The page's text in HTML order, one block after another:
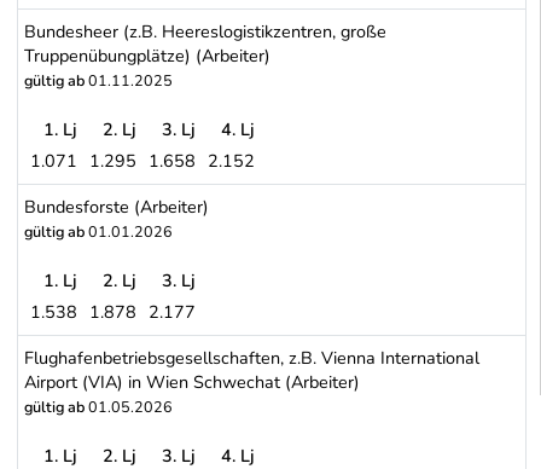
Postbus (Österreichische Postbus Aktiengesellschaft)
Bundesheer (z.B. Heereslogistikzentren, große
Truppenübungplätze) (Arbeiter)
gültig ab01.11.2025
Bundesheer (z.B. Heereslogistikzentren, große
1. Lj 2. Lj 3. Lj
4. Lj
1.071 1.295 1.658 2.152
Bundesforste (Arbeiter)
gültig ab01.01.2026
Bundesforste (Arbeiter)
1. Lj 2. Lj
3. Lj
1.538 1.878 2.177
Flughafenbetriebsgesellschaften, z.B. Vienna International
Airport (VIA) in Wien Schwechat (Arbeiter)
gültig ab01.05.2026
1. Lj 2. Lj 3. Lj
4. Lj